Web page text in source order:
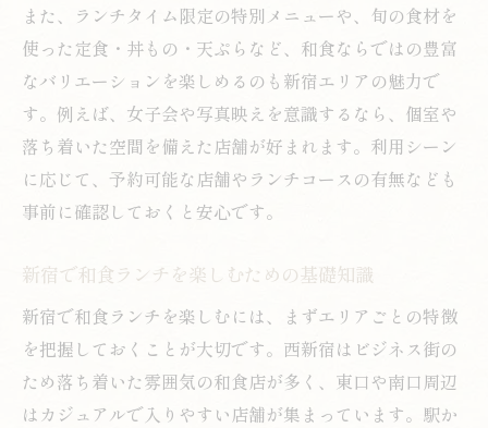
また、ランチタイム限定の特別メニューや、旬の食材を
使った定食・丼もの・天ぷらなど、和食ならではの豊富
なバリエーションを楽しめるのも新宿エリアの魅力で
す。例えば、女子会や写真映えを意識するなら、個室や
落ち着いた空間を備えた店舗が好まれます。利用シーン
に応じて、予約可能な店舗やランチコースの有無なども
事前に確認しておくと安心です。
新宿で和食ランチを楽しむための基礎知識
新宿で和食ランチを楽しむには、まずエリアごとの特徴
を把握しておくことが大切です。西新宿はビジネス街の
ため落ち着いた雰囲気の和食店が多く、東口や南口周辺
はカジュアルで入りやすい店舗が集まっています。駅か